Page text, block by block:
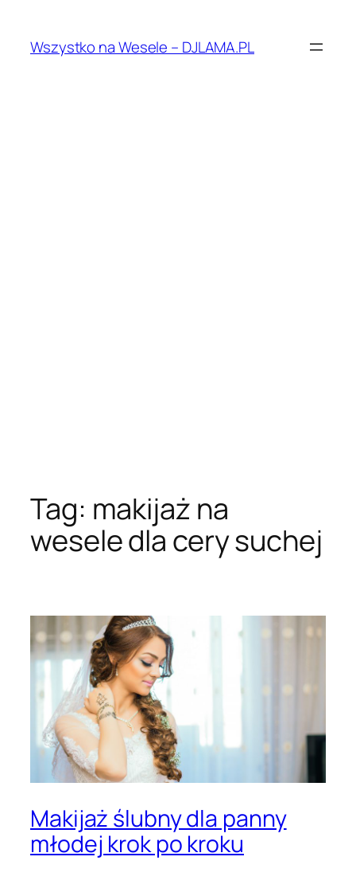
treściWszystko na Wesele – DJLAMA.PL
Tag: makijaż na
wesele dla cery suchej
Makijaż ślubny dla panny
młodej krok po kroku